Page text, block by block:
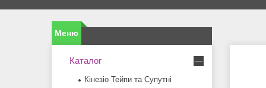
Каталог
Кінезіо Тейпи та Супутні